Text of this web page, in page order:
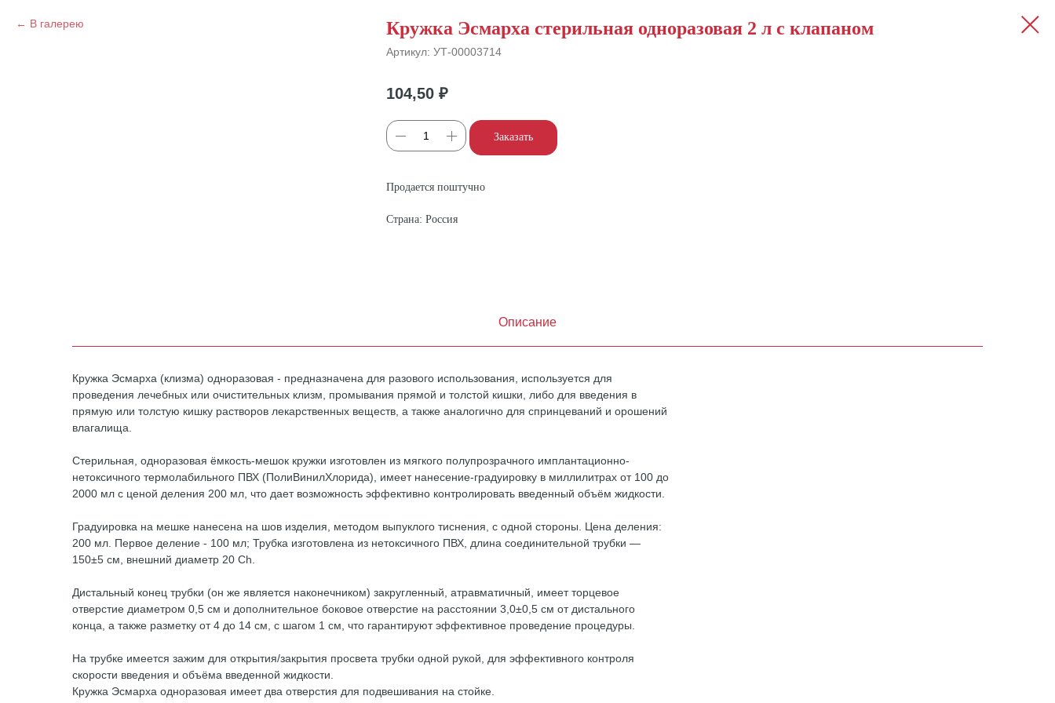
В галерею Кружка Эсмарха стерильная одноразовая 2 л с клапаном
Артикул: УТ-00003714
104,50 ₽
Заказать
Продается поштучно
Страна: Россия
Описание
Кружка Эсмарха (клизма) одноразовая - предназначена для разового использования, используется для
проведения лечебных или очистительных клизм, промывания прямой и толстой кишки, либо для введения в
прямую или толстую кишку растворов лекарственных веществ, а также аналогично для спринцеваний и орошений
влагалища.
Стерильная, одноразовая ёмкость-мешок кружки изготовлен из мягкого полупрозрачного имплантационно-
нетоксичного термолабильного ПВХ (ПолиВинилХлорида), имеет нанесение-градуировку в миллилитрах от 100 до
2000 мл с ценой деления 200 мл, что дает возможность эффективно контролировать введенный объём жидкости.
Градуировка на мешке нанесена на шов изделия, методом выпуклого тиснения, с одной стороны. Цена деления:
200 мл. Первое деление - 100 мл; Трубка изготовлена из нетоксичного ПВХ, длина соединительной трубки —
150±5 см, внешний диаметр 20 Сh.
Дистальный конец трубки (он же является наконечником) закругленный, атравматичный, имеет торцевое
отверстие диаметром 0,5 см и дополнительное боковое отверстие на расстоянии 3,0±0,5 см от дистального
конца, а также разметку от 4 до 14 см, с шагом 1 см, что гарантируют эффективное проведение процедуры.
На трубке имеется зажим для открытия/закрытия просвета трубки одной рукой, для эффективного контроля
скорости введения и объёма введенной жидкости.
Кружка Эсмарха одноразовая имеет два отверстия для подвешивания на стойке.